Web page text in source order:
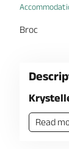
Broc
Read